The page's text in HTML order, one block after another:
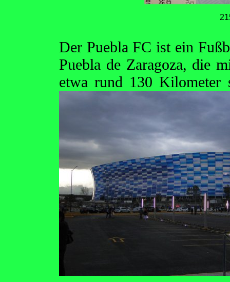
Der Puebla FC ist ein
Puebla de Zaragoza, die
etwa rund 130 Kilometer